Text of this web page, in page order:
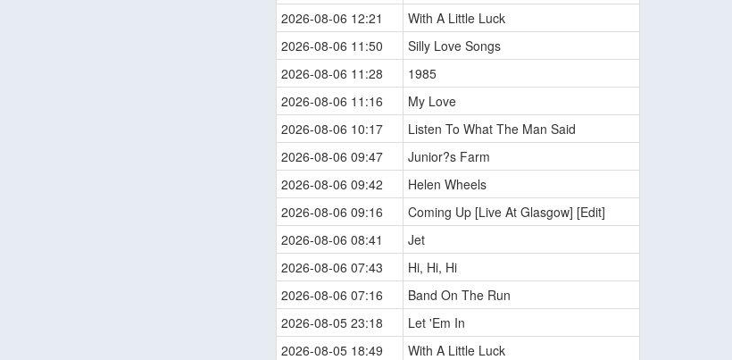
2026-08-06 12:21
With A Little Luck
2026-08-06 11:50
Silly Love Songs
2026-08-06 11:28
1985
2026-08-06 11:16
My Love
2026-08-06 10:17
Listen To What The Man Said
2026-08-06 09:47
Junior?s Farm
2026-08-06 09:42
Helen Wheels
2026-08-06 09:16
Coming Up [Live At Glasgow] [Edit]
2026-08-06 08:41
Jet
2026-08-06 07:43
Hi, Hi, Hi
2026-08-06 07:16
Band On The Run
2026-08-05 23:18
Let 'Em In
2026-08-05 18:49
With A Little Luck